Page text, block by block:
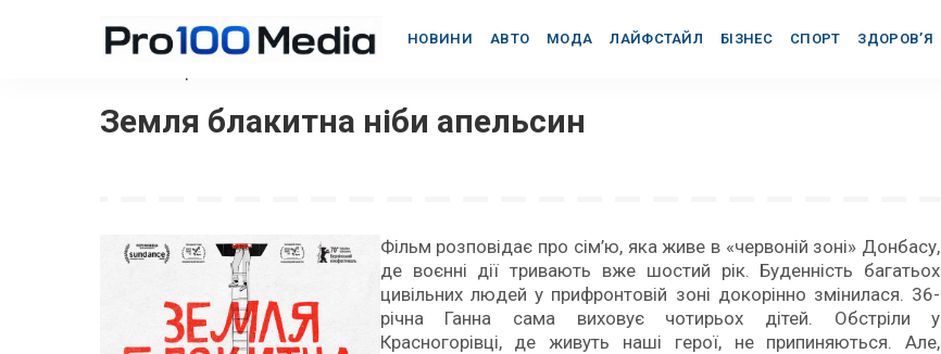
НОВИНИ АВТО МОДА ЛАЙФСТАЙЛ БІЗНЕС СПОРТ ЗДОРОВ’Я
Земля блакитна ніби апельсин
Фільм розповідає про сім’ю, яка живе в «червоній зоні» Донбасу,
де воєнні дії тривають вже шостий рік. Буденність багатьох
цивільних людей у прифронтовій зоні докорінно змінилася. 36-
річна Ганна сама виховує чотирьох дітей. Обстріли у
Красногорівці, де живуть наші герої, не припиняються. Але,